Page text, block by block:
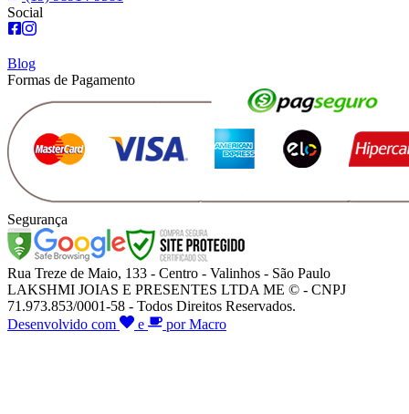
Social
Blog
Formas de Pagamento
Segurança
Rua Treze de Maio, 133 - Centro - Valinhos - São Paulo
LAKSHMI JOIAS E PRESENTES LTDA ME © - CNPJ
71.973.853/0001-58 - Todos Direitos Reservados.
Desenvolvido com
e por Macro